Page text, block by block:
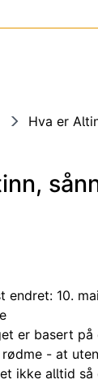
Hva er
endret: 10.
er basert på
- at
ikke alltid